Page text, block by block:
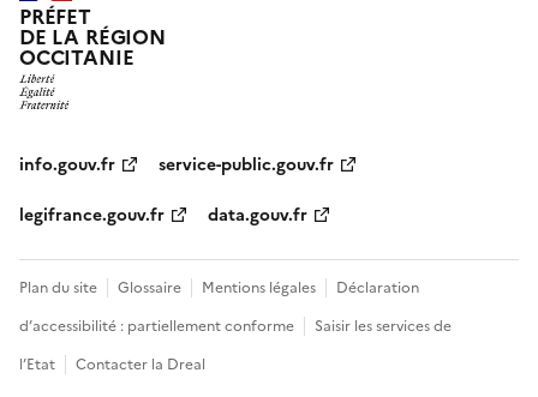
PRÉFET
DE LA RÉGION
OCCITANIE
info.gouv.fr
service-public.gouv.fr
legifrance.gouv.fr
data.gouv.fr
Plan du site Glossaire Mentions légales
Déclaration
d’accessibilité : partiellement conforme
Saisir les services de
l’Etat
Contacter la Dreal